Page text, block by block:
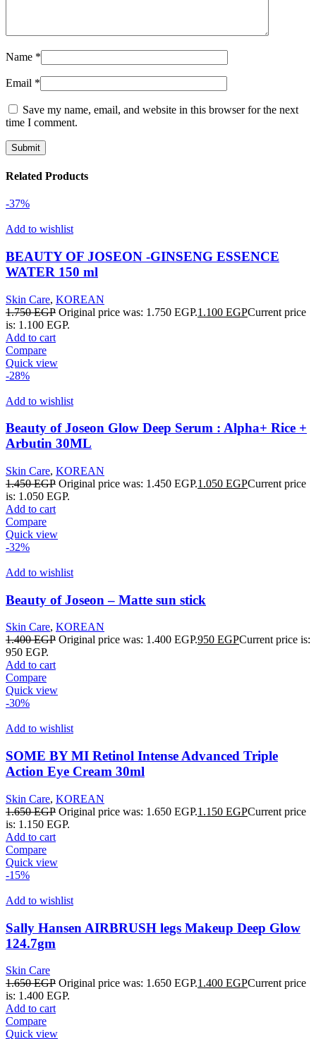
Name *
Email *
Save my name, email, and website in this browser for the next
time I comment.
Related Products
-37%
Add to wishlist
BEAUTY OF JOSEON -GINSENG ESSENCE
WATER 150 ml
Skin Care, KOREAN
1.750EGP Original price was: 1.750 EGP.1.100 EGPCurrent price
is: 1.100 EGP.
Add to cart
Compare
Quick view
-28%
Add to wishlist
Beauty of Joseon Glow Deep Serum : Alpha+ Rice +
Arbutin 30ML
Skin Care, KOREAN
1.450EGP Original price was: 1.450 EGP.1.050 EGPCurrent price
is: 1.050 EGP.
Add to cart
Compare
Quick view
-32%
Add to wishlist
Beauty of Joseon – Matte sun stick
Skin Care, KOREAN
1.400EGP Original price was: 1.400 EGP.950 EGPCurrent price is:
950 EGP.
Add to cart
Compare
Quick view
-30%
Add to wishlist
SOME BY MI Retinol Intense Advanced Triple
Action Eye Cream 30ml
Skin Care, KOREAN
1.650EGP Original price was: 1.650 EGP.1.150 EGPCurrent price
is: 1.150 EGP.
Add to cart
Compare
Quick view
-15%
Add to wishlist
Sally Hansen AIRBRUSH legs Makeup Deep Glow
124.7gm
Skin Care
1.650EGP Original price was: 1.650 EGP.1.400 EGPCurrent price
is: 1.400 EGP.
Add to cart
Compare
Quick view